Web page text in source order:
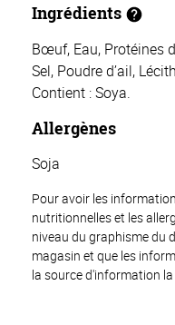
Ingrédients
Bœuf, Eau, Protéines
Sel, Poudre d’ail,
Contient : Soya.
Allergènes
Soja
Pour avoir les
nutritionnelles et les
niveau du graphisme du
magasin et que les
la source d'information